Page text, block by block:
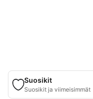
Suosikit
Suosikit ja viimeisimmät